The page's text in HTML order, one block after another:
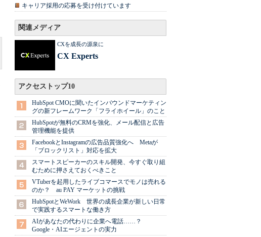
キャリア採用の応募を受け付けています
関連メディア
CXを成長の源泉に
CX Experts
アクセストップ10
HubSpot CMOに聞いたインバウンドマーケティン
グの新フレームワーク「フライホイール」のこと
HubSpotが無料のCRMを強化、メール配信と広告
管理機能を提供
FacebookとInstagramの広告品質強化へ Metaが
「ブロックリスト」対応を拡大
スマートスピーカーのスキル開発、今すぐ取り組
むために押さえておくべきこと
VTuberを起用したライブコマースでモノは売れる
のか？ au PAY マーケットの挑戦
HubSpotとWeWork 世界の成長企業が新しい日常
で実践するスマートな働き方
AIがあなたの代わりに企業へ電話……？
Google・AIエージェントの実力